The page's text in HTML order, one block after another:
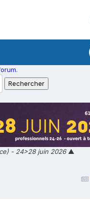
- 24>28 juin 2026▲